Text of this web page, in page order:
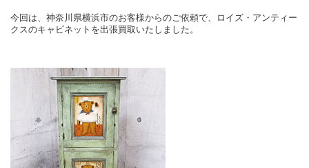
今回は、神奈川県横浜市のお客様からのご依頼で、ロイズ・アンティー
クスのキャビネットを出張買取いたしました。